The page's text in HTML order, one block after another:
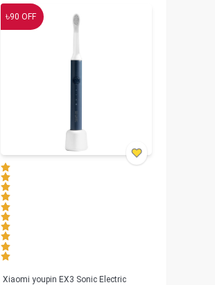
৳90 OFF
Xiaomi youpin EX3 Sonic Electric